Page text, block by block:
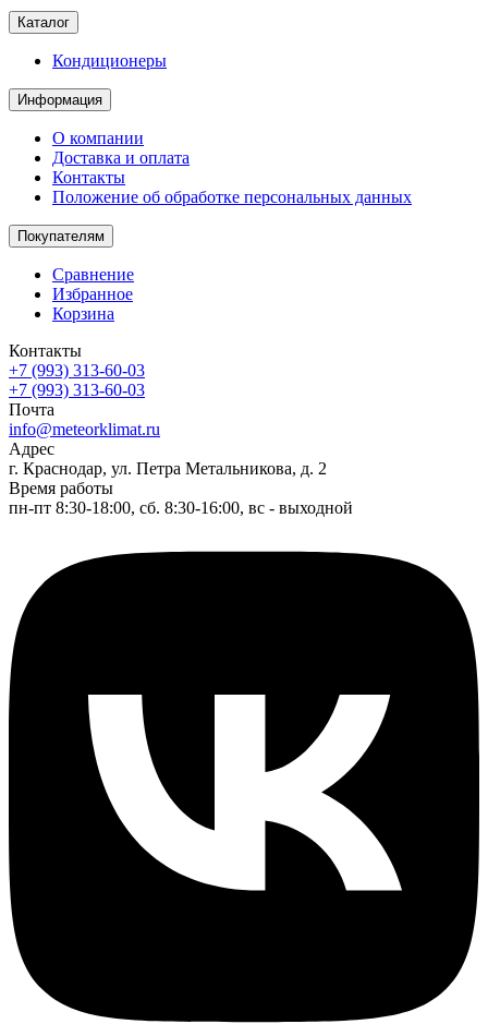
Каталог
Кондиционеры
Информация
О компании
Доставка и оплата
Контакты
Положение об обработке персональных данных
Покупателям
Сравнение
Избранное
Корзина
Контакты
+7 (993) 313-60-03
+7 (993) 313-60-03
Почта
info@meteorklimat.ru
Адрес
г. Краснодар, ул. Петра Метальникова, д. 2
Время работы
пн-пт 8:30-18:00, сб. 8:30-16:00, вс - выходной